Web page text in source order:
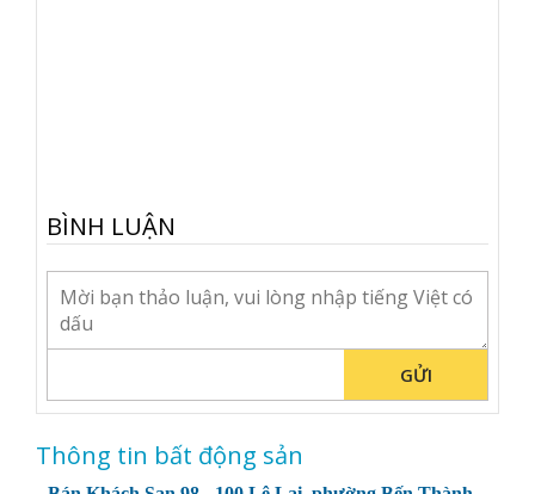
BÌNH LUẬN
GỬI
Thông tin bất động sản